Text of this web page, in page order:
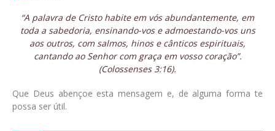
“A palavra de Cristo habite em vós abundantemente, em
toda a sabedoria, ensinando-vos e admoestando-vos uns
aos outros, com salmos, hinos e cânticos espirituais,
cantando ao Senhor com graça em vosso coração”.
(Colossenses 3:16).
Que Deus abençoe esta mensagem e, de alguma forma te
possa ser útil.